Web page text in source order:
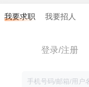
我要求职 我要招人
登录/注册